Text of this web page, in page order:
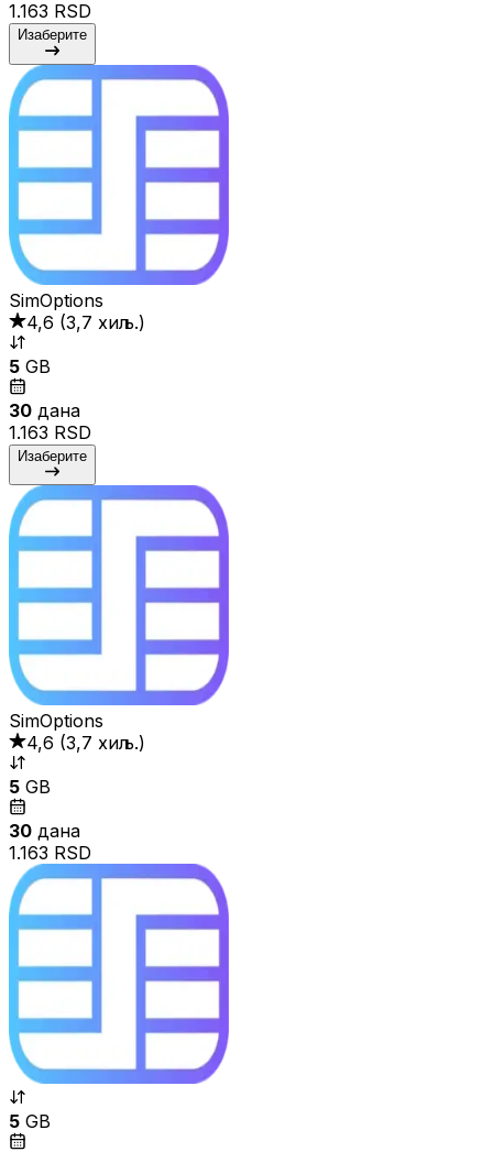
1.163 RSD
Изаберите
SimOptions
4,6 (3,7 хиљ.)
5 GB
30 дана
1.163 RSD
Изаберите
SimOptions
4,6 (3,7 хиљ.)
5 GB
30 дана
1.163 RSD
5 GB